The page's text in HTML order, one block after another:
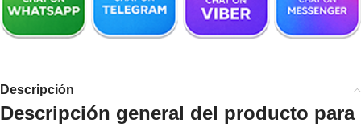
Descripción
Descripción general del producto para